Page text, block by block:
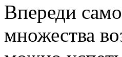
Впереди
множества